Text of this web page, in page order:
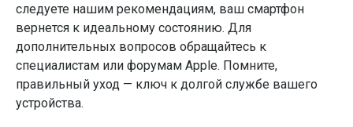
следуете нашим рекомендациям, ваш смартфон
вернется к идеальному состоянию. Для
дополнительных вопросов обращайтесь к
специалистам или форумам Apple. Помните,
правильный уход — ключ к долгой службе вашего
устройства.